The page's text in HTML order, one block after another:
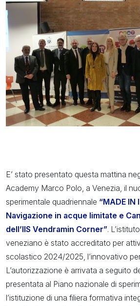
E’ stato presentato questa mattina
Academy Marco Polo, a Venezia, il
sperimentale quadriennale “MADE IN
Navigazione in acque limitate e
dell’IIS Vendramin Corner”.
veneziano è stato accreditato per
scolastico 2024/2025, l’innovativo
L’autorizzazione è arrivata a seguito
presentata al Piano nazionale di
l’istituzione di una filiera formativa